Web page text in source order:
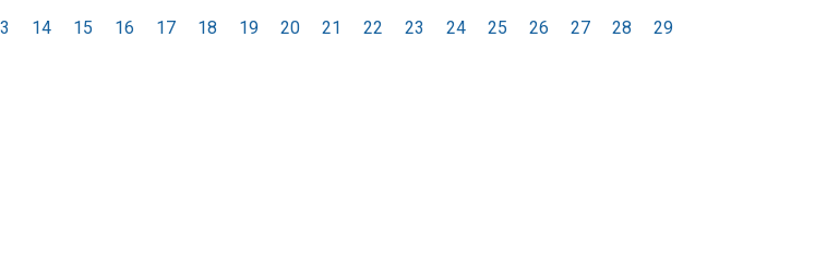
14 15 16 17 18 19 20 21 22 23 24 25 26 27 28 29